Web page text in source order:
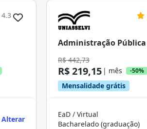
4.3
Alterar
Administração Pública
R$ 442,73
R$ 219,15 | mês -50%
Mensalidade grátis
EaD / Virtual
Bacharelado (graduação)